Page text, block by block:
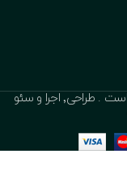
© تمامی حقوق برای وبسایت پاب سنتر محفوظ است . طراحی٬ اجرا و سئو